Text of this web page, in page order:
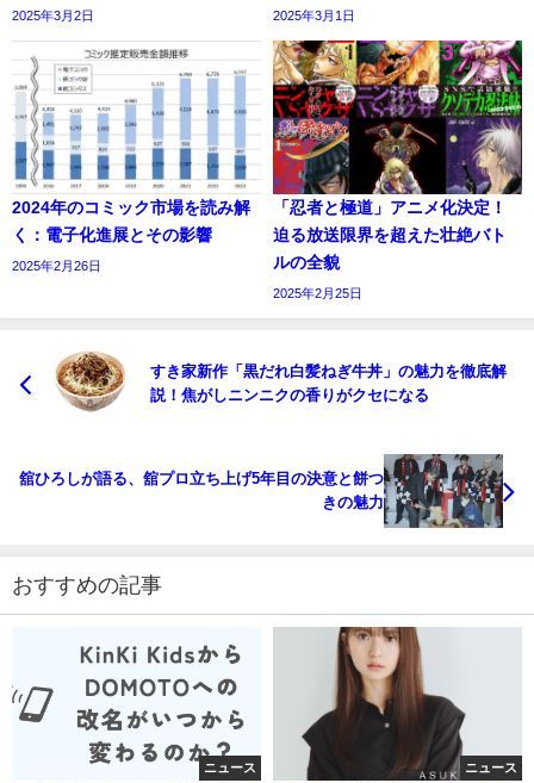
2025年3月2日 2025年3月1日
2024年のコミック市場を読み解
く：電子化進展とその影響
2025年2月26日
「忍者と極道」アニメ化決定！
迫る放送限界を超えた壮絶バト
ルの全貌
2025年2月25日
すき家新作「黒だれ白髪ねぎ牛丼」の魅力を徹底解
説！焦がしニンニクの香りがクセになる
舘ひろしが語る、舘プロ立ち上げ5年目の決意と餅つ
きの魅力
おすすめの記事
ニュース ニュース